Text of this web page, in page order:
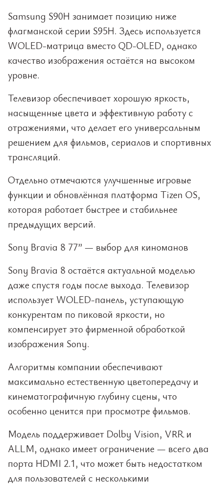
Samsung S90H занимает позицию ниже
флагманской серии S95H. Здесь используется
WOLED-матрица вместо QD-OLED, однако
качество изображения остаётся на высоком
уровне.
Телевизор обеспечивает хорошую яркость,
насыщенные цвета и эффективную работу с
отражениями, что делает его универсальным
решением для фильмов, сериалов и спортивных
трансляций.
Отдельно отмечаются улучшенные игровые
функции и обновлённая платформа Tizen OS,
которая работает быстрее и стабильнее
предыдущих версий.
Sony Bravia 8 77” — выбор для киноманов
Sony Bravia 8 остаётся актуальной моделью
даже спустя годы после выхода. Телевизор
использует WOLED-панель, уступающую
конкурентам по пиковой яркости, но
компенсирует это фирменной обработкой
изображения Sony.
Алгоритмы компании обеспечивают
максимально естественную цветопередачу и
кинематографичную глубину сцены, что
особенно ценится при просмотре фильмов.
Модель поддерживает Dolby Vision, VRR и
ALLM, однако имеет ограничение — всего два
порта HDMI 2.1, что может быть недостатком
для пользователей с несколькими